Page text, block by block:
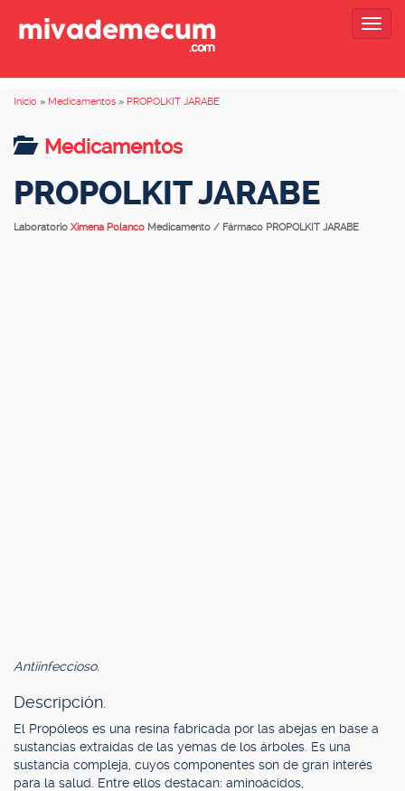
Inicio » Medicamentos » PROPOLKIT JARABE
Medicamentos
PROPOLKIT JARABE
Laboratorio Ximena Polanco Medicamento / Fármaco PROPOLKIT JARABE
Antiinfeccioso.
Descripción.
El Propóleos es una resina fabricada por las abejas en base a
sustancias extraídas de las yemas de los árboles. Es una
sustancia compleja, cuyos componentes son de gran interés
para la salud. Entre ellos destacan: aminoácidos,